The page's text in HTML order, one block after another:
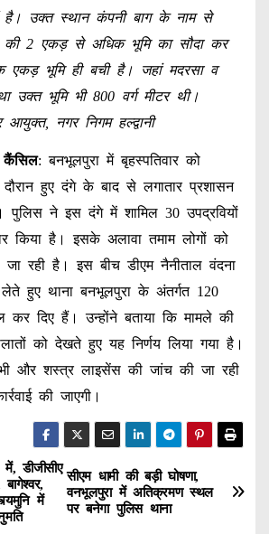
है। उक्त स्थान कंपनी बाग के नाम से
की 2 एकड़ से अधिक भूमि का सौदा कर
एकड़ भूमि ही बची है। जहां मदरसा व
उक्त भूमि भी 800 वर्ग मीटर थी।
नगर निगम हल्द्वानी
कैंसिल: बनभूलपुरा में बृहस्पतिवार को
हुए दंगे के बाद से लगातार प्रशासन
पुलिस ने इस दंगे में शामिल 30 उपद्रवियों
किया है। इसके अलावा तमाम लोगों को
रही है। इस बीच डीएम नैनीताल वंदना
हुए थाना बनभूलपुरा के अंतर्गत 120
दिए हैं। उन्होंने बताया कि मामले की
को देखते हुए यह निर्णय लिया गया है।
और शस्त्र लाइसेंस की जांच की जा रही
की जाएगी।
सीएम धामी की बड़ी घोषणा,
वनभूलपुरा में अतिक्रमण स्थल
पर बनेगा पुलिस थाना
डीजीसीए
में